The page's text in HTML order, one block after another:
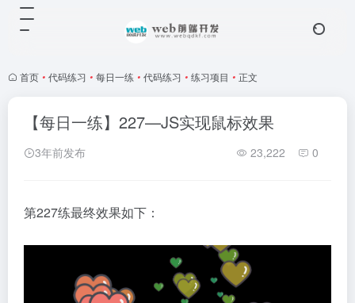
首页 • 代码练习 • 每日一练 • 代码练习 • 练习项目 • 正文
【每日一练】227—JS实现鼠标效果
3年前发布 23,222 0
第227练最终效果如下：